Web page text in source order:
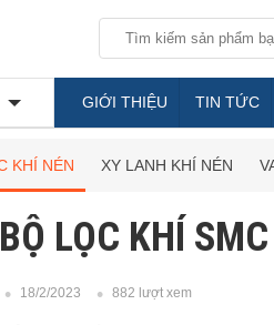
GIỚI THIỆU TIN TỨC
KHÍ NÉN XY LANH KHÍ NÉN
BỘ LỌC KHÍ
18/2/2023 882 lượt xem